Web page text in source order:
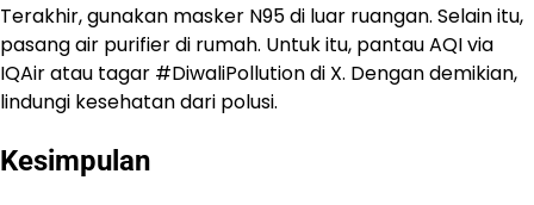
Terakhir, gunakan masker N95 di luar ruangan. Selain itu,
pasang air purifier di rumah. Untuk itu, pantau AQI via
IQAir atau tagar #DiwaliPollution di X. Dengan demikian,
lindungi kesehatan dari polusi.
Kesimpulan